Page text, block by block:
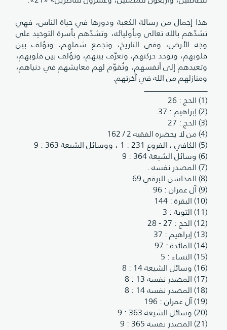
هذا إجمال من رسالة الكعبة ودورها في حياة الناس، فهي
تشدّهم بالله تعالى وبأوليائه، وتشدّهم بأسرة التوحيد على
وجه الأرض، وفي التاريخ، وتجمع شملهم، وتؤلف بين
قلوبهم، وتوحد حركتهم، وتعرّف بينهم، وتؤلف بين قلوبهم،
وتعيدهم إلى أنفسهم، وتُقوّم لهم معايشهم في دنياهم،
ومنازلهم من الله في آخرتهم.
ــــــــــــــــــــــــــــــــــــــــــــــــــــــــــــــ
(1) الحج : 26
(2) إبراهيم : 37
(3) الحج : 27
(4) من لا يحضره الفقيه 2 / 162
(5) الكافي ، الفروع 231 : 1 ، ووسائل الشيعة 363 : 9
(6) وسائل الشيعة 364 : 9
(7) المصدر نفسه .
(8) المحاسن للبرقي 69
(9) آل عمران : 96
(10) البقرة : 144
(11) التوبة : 3
(12) الحج : 27 - 28
(13) إبراهيم : 37
(14) المائدة : 97
(15) النساء : 5
(16) وسائل الشيعة 14 : 8
(17) المصدر نفسه 13 : 8
(18) المصدر نفسه 14 : 8
(19) آل عمران : 196
(20) وسائل الشيعة 363 : 9
(21) المصدر نفسه 365 : 9